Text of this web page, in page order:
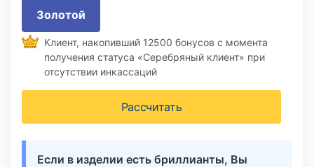
Золотой
Клиент, накопивший 12500 бонусов с момента
получения статуса «Серебряный клиент» при
отсутствии инкассаций
Рассчитать
Если в изделии есть бриллианты, Вы